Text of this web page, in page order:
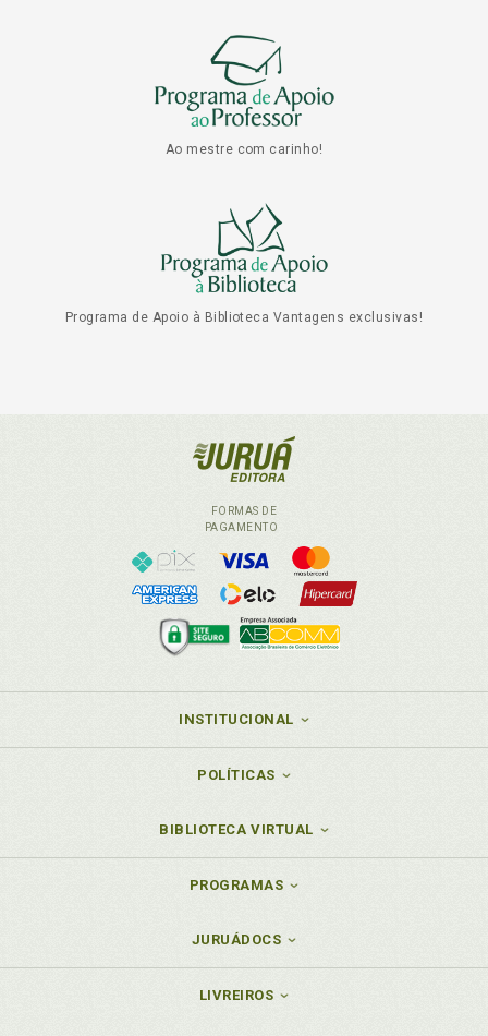
Ao mestre com carinho!
Programa de Apoio à Biblioteca Vantagens exclusivas!
FORMAS DE
PAGAMENTO
INSTITUCIONAL
POLÍTICAS
BIBLIOTECA VIRTUAL
PROGRAMAS
JURUÁDOCS
LIVREIROS